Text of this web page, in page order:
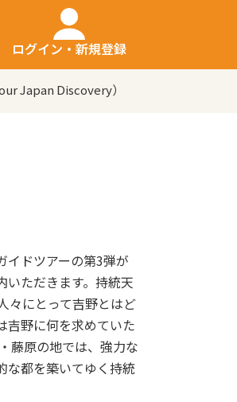
ログイン・新規登録
Japan Discovery）
イドツアーの第3弾が
いただきます。持統天
々にとって吉野とはど
吉野に何を求めていた
藤原の地では、強力な
な都を築いてゆく持統